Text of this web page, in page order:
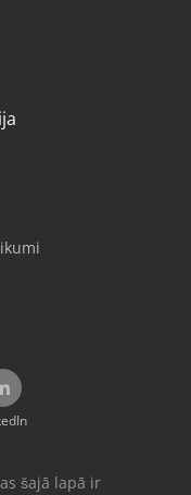
šajā lapā ir